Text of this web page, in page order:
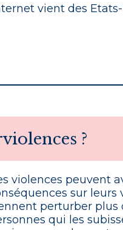
vient des
?
violences peuvent
sur leurs
perturber plus
qui les